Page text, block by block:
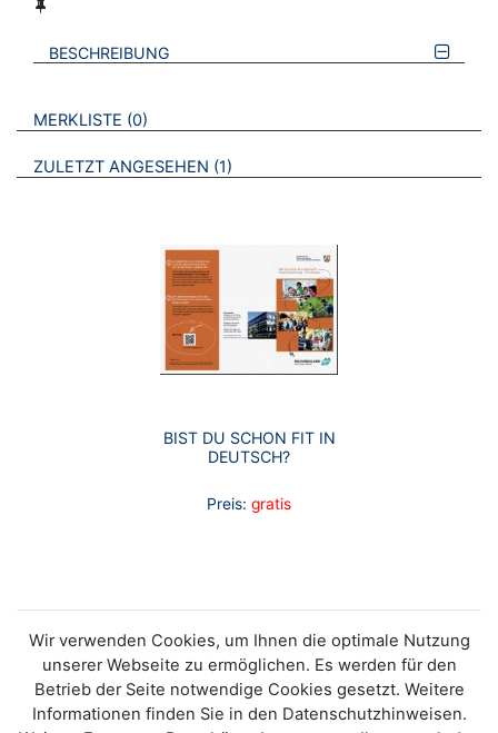
BESCHREIBUNG
VERWEISE AUF VERMERKTE- ODER ZULETZT ANGESEHENE
MERKLISTE 0 BROSCHÜREN
ZULETZT ANGESEHEN 1 BROSCHÜREN
BIST DU SCHON FIT IN
DEUTSCH?
Preis: gratis
Wir verwenden Cookies, um Ihnen die optimale Nutzung
unserer Webseite zu ermöglichen. Es werden für den
Betrieb der Seite notwendige Cookies gesetzt. Weitere
Informationen finden Sie in den Datenschutzhinweisen.